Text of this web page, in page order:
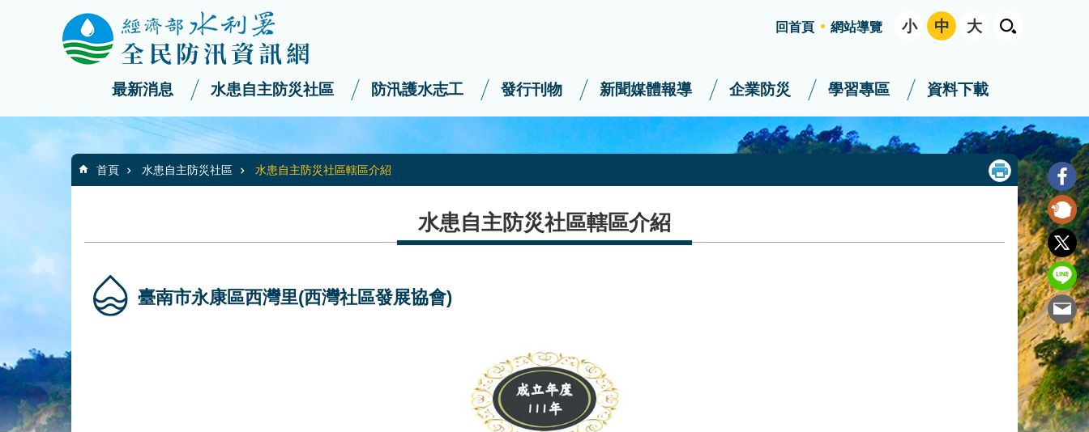
跳到主要內容區塊
回首頁
網站導覽 小 中 大
最新消息 水患自主防災社區 防汛護水志工 發行刊物 新聞媒體報導 企業防災 學習專區 資料下載
:::
首頁 水患自主防災社區 水患自主防災社區轄區介紹
水患自主防災社區轄區介紹
臺南市永康區西灣里(西灣社區發展協會)